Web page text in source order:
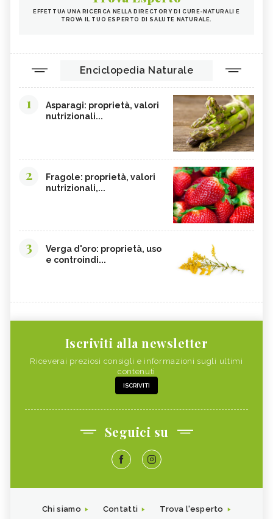
EFFETTUA UNA RICERCA NELLA DIRECTORY DI CURE-NATURALI E
TROVA IL TUO ESPERTO DI SALUTE NATURALE.
Enciclopedia Naturale
1
Asparagi: proprietà, valori
nutrizionali...
2
Fragole: proprietà, valori
nutrizionali,...
3
Verga d'oro: proprietà, uso
e controindi...
Iscriviti alla newsletter
Riceverai preziosi consigli e informazioni sugli ultimi
contenuti
ISCRIVITI
Seguici su
Chi siamo Contatti Trova l'esperto